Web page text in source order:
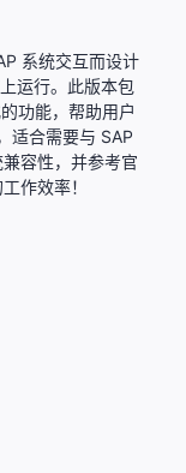
系统交互而设计
运行。此版本包
功能，帮助用户
适合需要与 SAP
容性，并参考官
作效率！